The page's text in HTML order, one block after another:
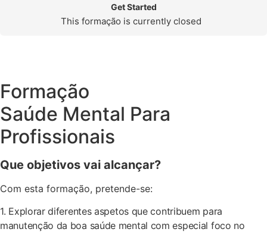
Get Started
This formação is currently closed
Formação
Saúde Mental Para
Profissionais
Que objetivos vai alcançar?
Com esta formação, pretende-se:
1. Explorar diferentes aspetos que contribuem para
manutenção da boa saúde mental com especial foco no